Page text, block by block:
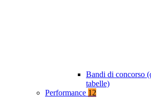
Bandi di concorso
tabelle)
Performance 12